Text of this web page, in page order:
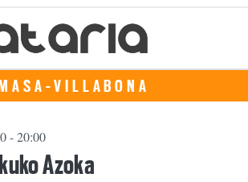
VILLABONA
- 20:00
Azoka